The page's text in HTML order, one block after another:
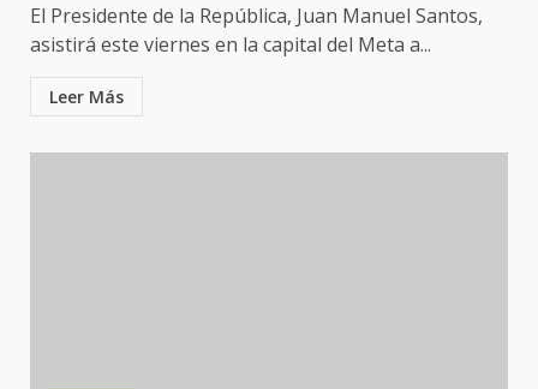
El Presidente de la República, Juan Manuel Santos,
asistirá este viernes en la capital del Meta a...
Leer Más